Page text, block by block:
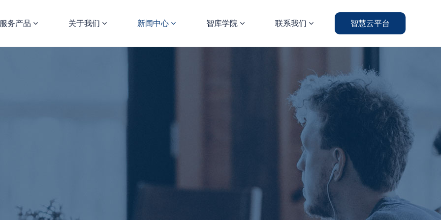
服务产品 关于我们 新闻中心 智库学院 联系我们 智慧云平台